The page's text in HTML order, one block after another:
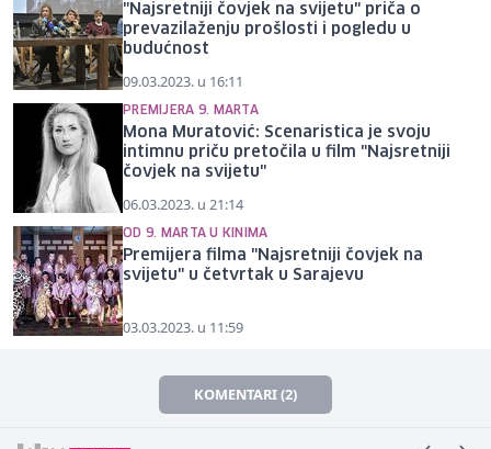
"Najsretniji čovjek na svijetu" priča o
prevazilaženju prošlosti i pogledu u
budućnost
09.03.2023. u 16:11
PREMIJERA 9. MARTA
Mona Muratović: Scenaristica je svoju
intimnu priču pretočila u film "Najsretniji
čovjek na svijetu"
06.03.2023. u 21:14
OD 9. MARTA U KINIMA
Premijera filma "Najsretniji čovjek na
svijetu" u četvrtak u Sarajevu
03.03.2023. u 11:59
KOMENTARI (2)